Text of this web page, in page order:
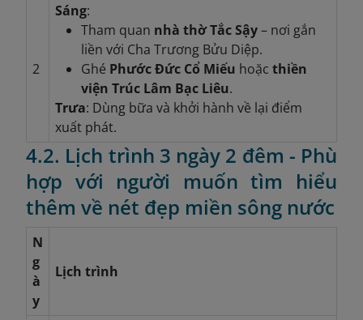
2
Sáng:
Tham quan nhà thờ Tắc Sậy– nơi gắn
liền với Cha Trương Bửu Diệp.
Ghé Phước Đức Cổ Miếu hoặc thiền
viện Trúc Lâm Bạc Liêu.
Trưa: Dùng bữa và khởi hành về lại điểm
xuất phát.
4.2. Lịch trình 3 ngày 2 đêm - Phù
hợp với người muốn tìm hiểu
thêm về nét đẹp miền sông nước
N
g
à
y
Lịch trình